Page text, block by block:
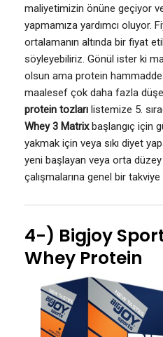
maliyetimizin önüne geçiyor ve
yapmamıza yardımcı oluyor.
ortalamanın altında bir fiyat
söyleyebiliriz. Gönül ister ki
olsun ama protein
maalesef çok daha fazla
protein tozları listemize 5.
Whey 3 Matrixbaşlangıç için
yakmak için veya sıkı diyet
yeni başlayan veya orta
çalışmalarına genel bir
4-) Bigjoy
Whey Protein